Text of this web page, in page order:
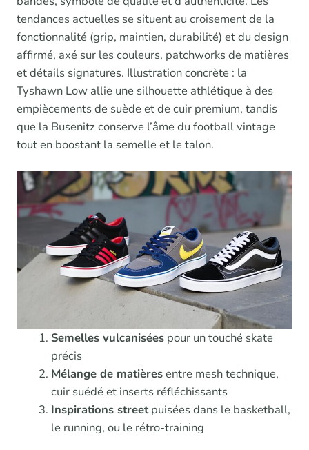
tendances actuelles se situent au croisement de la
fonctionnalité (grip, maintien, durabilité) et du design
affirmé, axé sur les couleurs, patchworks de matières
et détails signatures. Illustration concrète : la
Tyshawn Low allie une silhouette athlétique à des
empiècements de suède et de cuir premium, tandis
que la Busenitz conserve l’âme du football vintage
tout en boostant la semelle et le talon.
Semelles vulcaniséespour un touché skate
précis
Mélange de matièresentre mesh technique,
cuir suédé et inserts réfléchissants
Inspirations streetpuisées dans le basketball,
le running, ou le rétro-training